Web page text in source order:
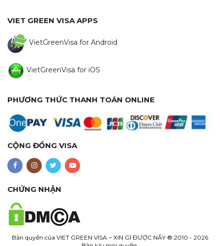
VIET GREEN VISA APPS
VietGreenVisa for Android
VietGreenVisa for iOS
PHƯƠNG THỨC THANH TOÁN ONLINE
CỘNG ĐỒNG VISA
CHỨNG NHẬN
Bản quyền của VIET GREEN VISA ~ XIN GÌ ĐƯỢC NẤY ® 2010 - 2026